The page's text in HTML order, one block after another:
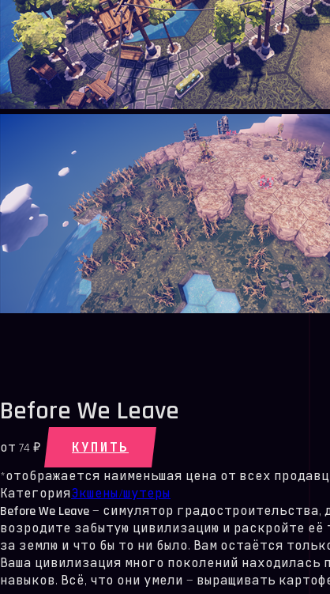
Before We Leave
от 74 ₽
КУПИТЬ
*отображается наименьшая цена от всех
КатегорияЭкшены/шутеры
Before We Leave— симулятор градостроительства,
возродите забытую цивилизацию и раскройте
за землю и что бы то ни было. Вам остаётся
Ваша цивилизация много поколений
навыков. Всё, что они умели — выращивать